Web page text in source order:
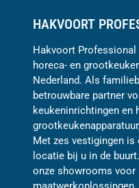
HAKVOORT
Hakvoort Professional
horeca- en
Nederland. Als
betrouwbare partner
keukeninrichtingen en
Met zes vestigingen is
locatie bij u in de
onze showrooms